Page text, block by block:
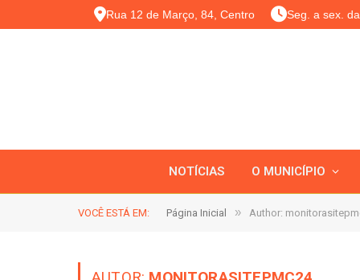
Rua 12 de Março, 84, Centro Seg. a sex.
NOTÍCIAS O MUNICÍPIO
VOCÊ ESTÁ EM: Página Inicial » Author: